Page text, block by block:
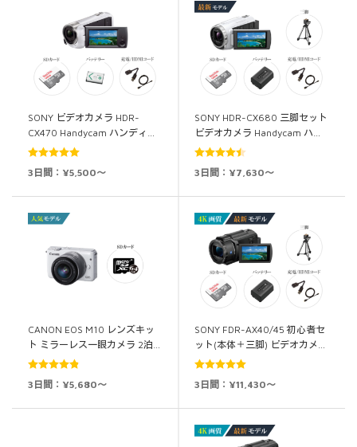
SONY ビデオカメラ HDR-
CX470 Handycam ハンディ…
5段階中
3日間：¥5,500～
SONY HDR-CX680 三脚セット
ビデオカメラ Handycam ハ…
5段階中
3日間：¥7,630～
CANON EOS M10 レンズキッ
ト ミラーレス一眼カメラ 2泊…
5段階中
3日間：¥5,680～
SONY FDR-AX40/45 初心者セ
ット(本体＋三脚) ビデオカメ…
5段階中
3日間：¥11,430～